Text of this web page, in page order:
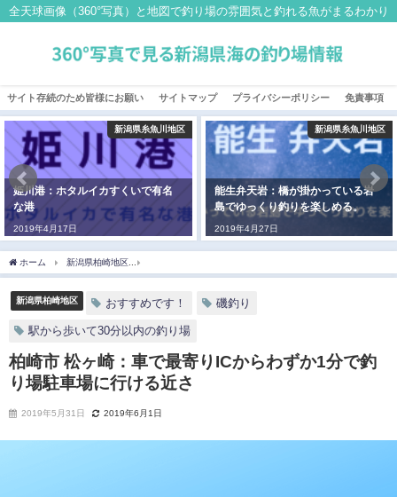
全天球画像（360°写真）と地図で釣り場の雰囲気と釣れる魚がまるわかり
サイト存続のため皆様にお願い サイトマップ プライバシーポリシー 免責事項
新潟県糸魚川地区
姫川港：ホタルイカすくいで有名
な港
2019年4月17日
新潟県糸魚川地区
能生弁天岩：橋が掛かっている岩
島でゆっくり釣りを楽しめる。
2019年4月27日
ホーム 新潟県柏崎地区
新潟県柏崎地区 おすすめです！ 磯釣り
駅から歩いて30分以内の釣り場
柏崎市 松ヶ崎：車で最寄りICからわずか1分で釣
り場駐車場に行ける近さ
2019年5月31日 2019年6月1日